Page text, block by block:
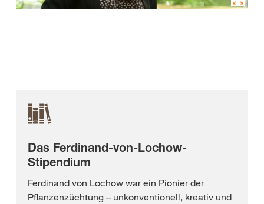
Das Ferdinand-von-Lochow-
Stipendium
Ferdinand von Lochow war ein Pionier der
Pflanzenzüchtung – unkonventionell, kreativ und